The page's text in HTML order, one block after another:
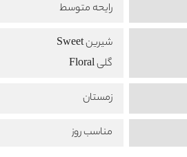
رایحه متوسط
شیرین Sweet
گلی Floral
زمستان
مناسب روز